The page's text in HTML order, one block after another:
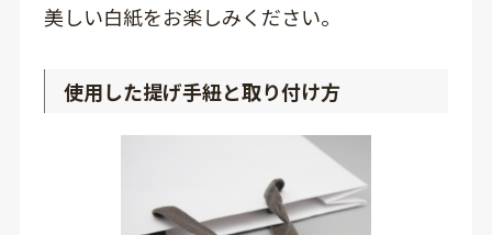
美しい白紙をお楽しみください。
使用した提げ手紐と取り付け方